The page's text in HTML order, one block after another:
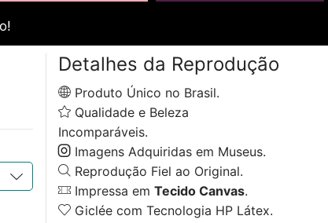
Detalhes da Reprodução
Produto Único no Brasil.
Qualidade e Beleza
Incomparáveis.
Imagens Adquiridas em Museus.
Reprodução Fiel ao Original.
Impressa em Tecido Canvas.
Giclée com Tecnologia HP Látex.